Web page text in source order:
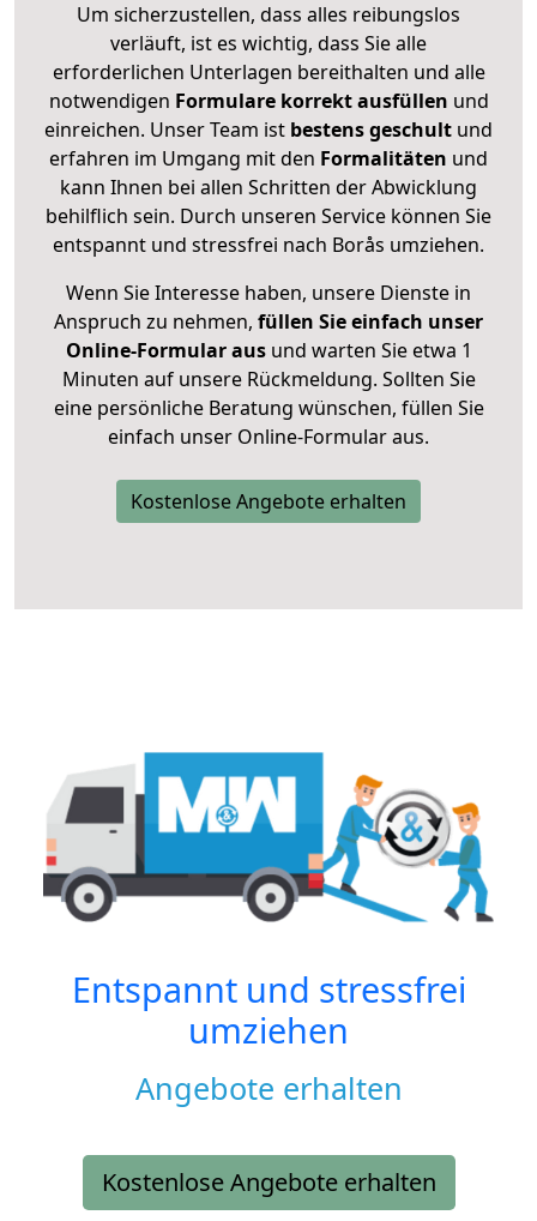
Um sicherzustellen, dass alles reibungslos
verläuft, ist es wichtig, dass Sie alle
erforderlichen Unterlagen bereithalten und alle
notwendigen Formulare korrekt ausfüllen und
einreichen. Unser Team ist bestens geschult und
erfahren im Umgang mit den Formalitäten und
kann Ihnen bei allen Schritten der Abwicklung
behilflich sein. Durch unseren Service können Sie
entspannt und stressfrei nach Borås umziehen.
Wenn Sie Interesse haben, unsere Dienste in
Anspruch zu nehmen, füllen Sie einfach unser
Online-Formular ausund warten Sie etwa 1
Minuten auf unsere Rückmeldung. Sollten Sie
eine persönliche Beratung wünschen, füllen Sie
einfach unser Online-Formular aus.
Kostenlose Angebote erhalten
Entspannt und stressfrei
umziehen
Angebote erhalten
Kostenlose Angebote erhalten